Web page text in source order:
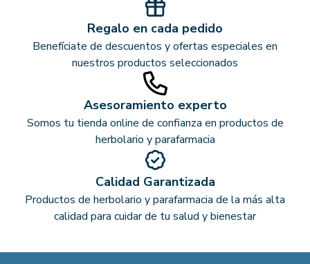
Regalo en cada pedido
Benefíciate de descuentos y ofertas especiales en
nuestros productos seleccionados
Asesoramiento experto
Somos tu tienda online de confianza en productos de
herbolario y parafarmacia
Calidad Garantizada
Productos de herbolario y parafarmacia de la más alta
calidad para cuidar de tu salud y bienestar